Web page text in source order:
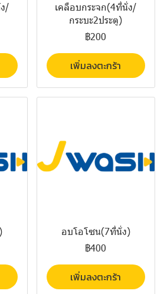
/
เคลือบกระจก(4ที่นั่ง/
กระบะ2ประตู)
฿200
เพิ่มลงตะกร้า
อบโอโซน(7ที่นั่ง)
฿400
เพิ่มลงตะกร้า